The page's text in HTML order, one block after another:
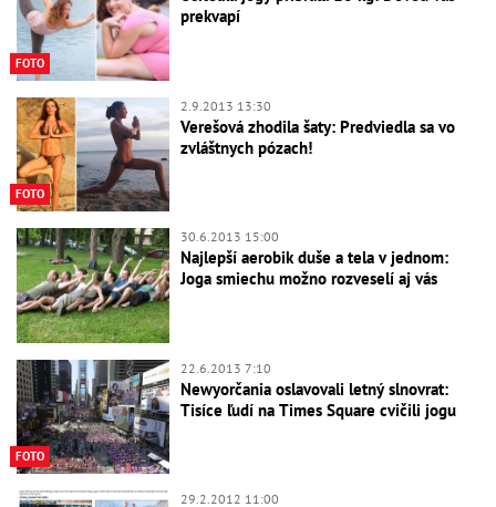
FOTO
prekvapí
FOTO
2.9.2013 13:30
Verešová zhodila šaty: Predviedla sa vo
zvláštnych pózach!
30.6.2013 15:00
Najlepší aerobik duše a tela v jednom:
Joga smiechu možno rozveselí aj vás
FOTO
22.6.2013 7:10
Newyorčania oslavovali letný slnovrat:
Tisíce ľudí na Times Square cvičili jogu
29.2.2012 11:00